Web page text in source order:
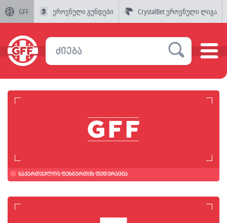
GFF ეროვნული გუნდები CrystalBet ეროვნული ლიგა
საქართველოს ფეხბურთის ფედერაცია